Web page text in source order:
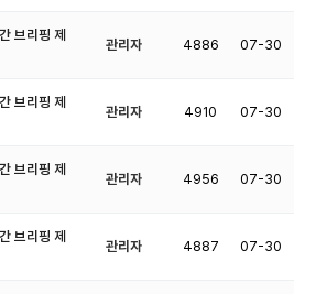
브리핑 제
관리자 4886 07-30
브리핑 제
관리자 4910 07-30
브리핑 제
관리자 4956 07-30
브리핑 제
관리자 4887 07-30